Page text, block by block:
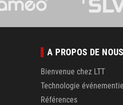
A PROPOS DE NOUS
Bienvenue chez LTT
Technologie
Références